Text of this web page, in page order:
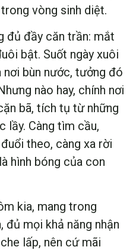
vòng sinh diệt.
đủ đầy căn trần: mắt
bật. Suốt ngày xuôi
bùn nước, tưởng đó
nào hay, chính nơi
bã, tích tụ từ những
lầy. Càng tìm cầu,
theo, càng xa rời
hình bóng của con
kia, mang trong
đủ mọi khả năng nhận
lấp, nên cứ mãi